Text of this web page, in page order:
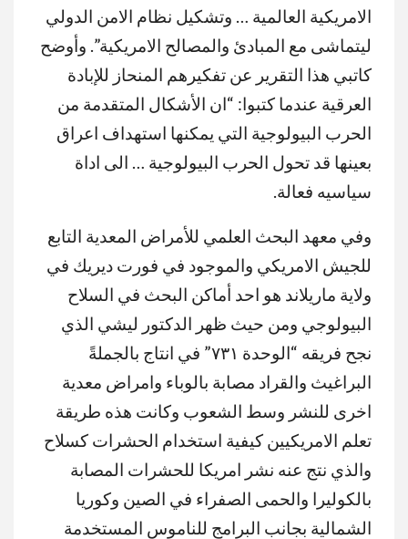
الامريكية العالمية … وتشكيل نظام الامن الدولي
ليتماشى مع المبادئ والمصالح الامريكية”. وأوضح
كاتبي هذا التقرير عن تفكيرهم المنحاز للإبادة
العرقية عندما كتبوا: “ان الأشكال المتقدمة من
الحرب البيولوجية التي يمكنها استهداف اعراق
بعينها قد تحول الحرب البيولوجية … الى اداة
سياسيه فعالة.
وفي معهد البحث العلمي للأمراض المعدية التابع
للجيش الامريكي والموجود في فورت ديريك في
ولاية ماريلاند هو احد أماكن البحث في السلاح
البيولوجي ومن حيث ظهر الدكتور ليشي الذي
نجح فريقه “الوحدة ٧٣١” في انتاج بالجملةً
البراغيث والقراد مصابة بالوباء وامراض معدية
اخرى للنشر وسط الشعوب وكانت هذه طريقة
تعلم الامريكيين كيفية استخدام الحشرات كسلاح
والذي نتج عنه نشر امريكا للحشرات المصابة
بالكوليرا والحمى الصفراء في الصين وكوريا
الشمالية بجانب البرامج للناموس المستخدمة